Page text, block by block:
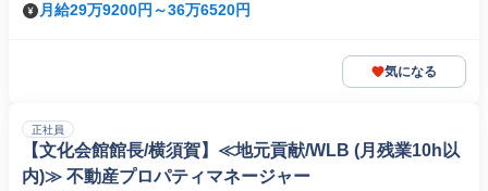
月給29万9200円～36万6520円
気になる
正社員
【文化会館館長/横須賀】≪地元貢献/WLB (月残業10h以
内)≫ 不動産プロパティマネージャー